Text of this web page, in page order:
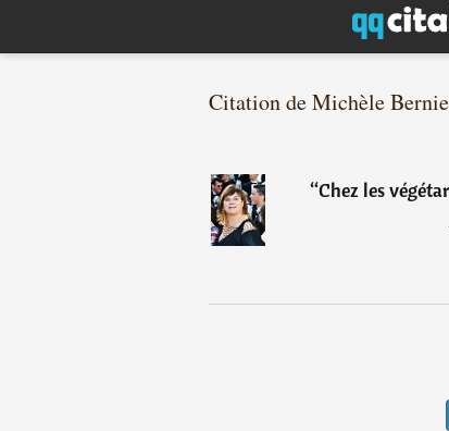
Citation de Michèle
“Chez les